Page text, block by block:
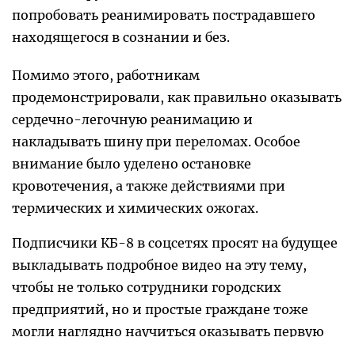
попробовать реанимировать пострадавшего
находящегося в сознании и без.
Помимо этого, работникам
продемонстрировали, как правильно оказывать
сердечно-легочную реанимацию и
накладывать шину при переломах. Особое
внимание было уделено остановке
кровотечения, а также действиями при
термических и химических ожогах.
Подписчики КБ-8 в соцсетях просят на будущее
выкладывать подробное видео на эту тему,
чтобы не только сотрудники городских
предприятий, но и простые граждане тоже
могли наглядно научиться оказывать первую